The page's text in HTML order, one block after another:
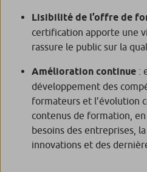
Lisibilité de l’offre de
certification apporte une
rassure le public sur la
Amélioration continue :
développement des
formateurs et l’évolution
contenus de formation,
besoins des entreprises,
innovations et des